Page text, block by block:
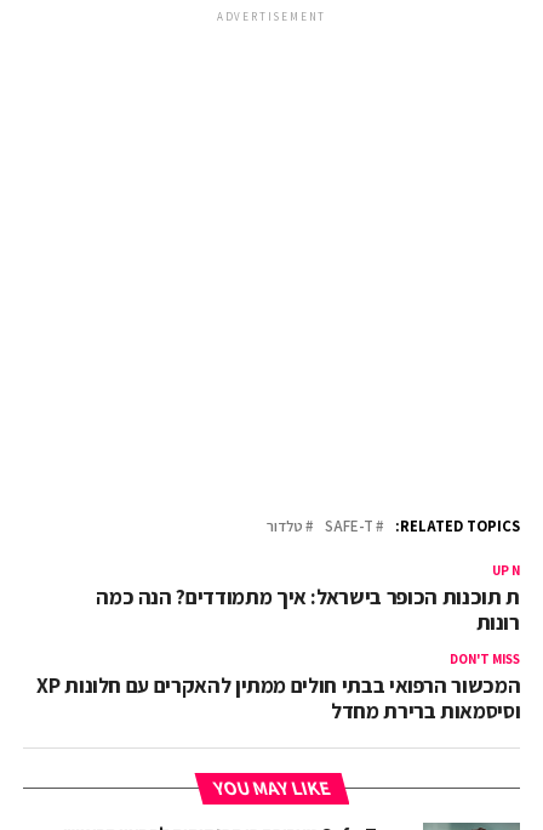
ADVERTISEMENT
RELATED TOPICS:
SAFE-T טלדור
UP
תוכנות הכופר בישראל: איך מתמודדים? הנה כמה
DON'T MISS
המכשור הרפואי בבתי חולים ממתין להאקרים עם חלונות XP
וסיסמאות ברירת מחדל
YOU MAY LIKE